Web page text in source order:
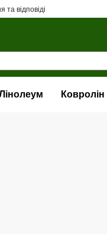
та відповіді
Ковролін